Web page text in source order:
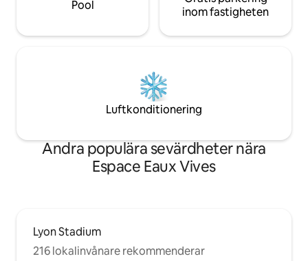
Pool
inom fastigheten
Luftkonditionering
Andra populära sevärdheter nära
Espace Eaux Vives
Lyon Stadium
216 lokalinvånare rekommenderar